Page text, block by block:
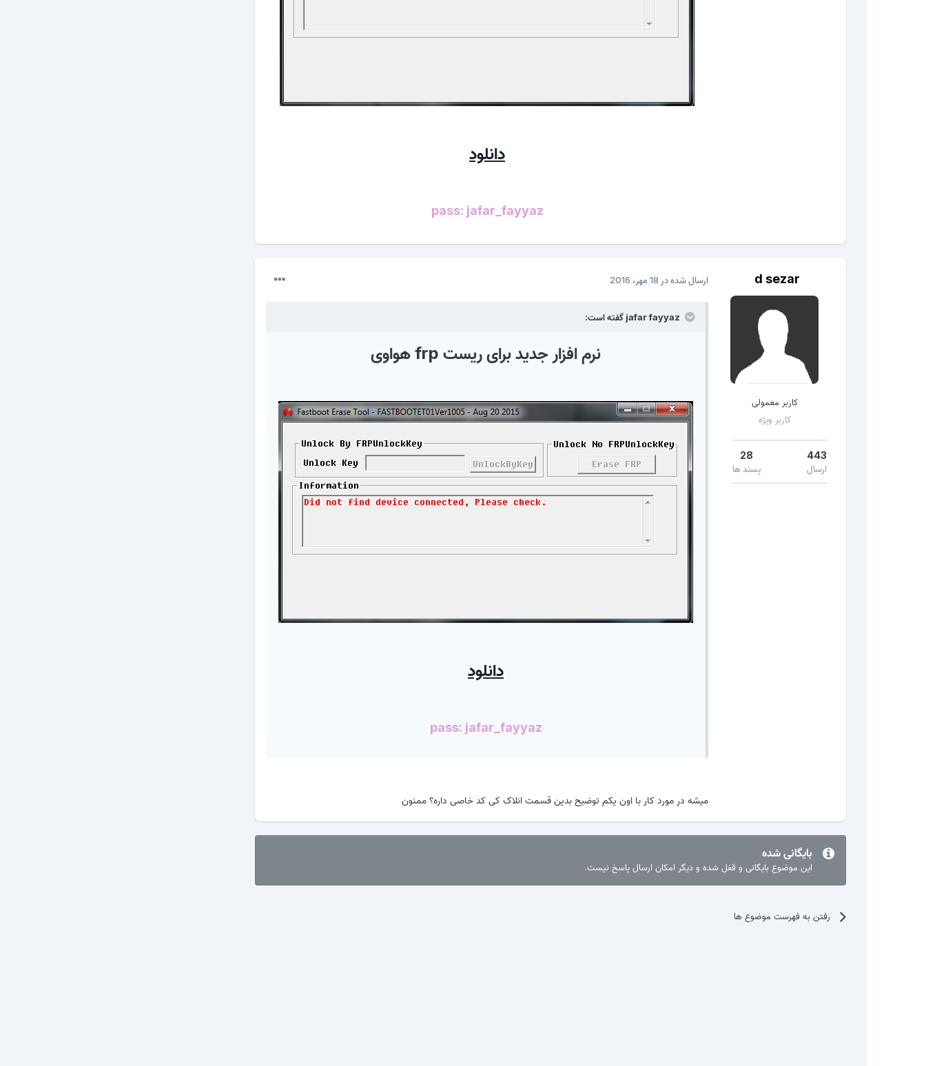
دانلود
pass: jafar_fayyaz
d sezar
کاربر معمولی
کاربر ویژه
443
ارسال
28
پسند ها
ارسال شده در 18 مهر، 2016
نرم افزار جدید برای ریست frp هواوی
دانلود
pass: jafar_fayyaz
میشه در مورد کار با اون یکم توضیح بدین قسمت انلاک کی کد خاصی داره؟ ممنون
بایگانی شده
این موضوع بایگانی و قفل شده و دیگر امکان ارسال پاسخ نیست.
رفتن به فهرست موضوع ها